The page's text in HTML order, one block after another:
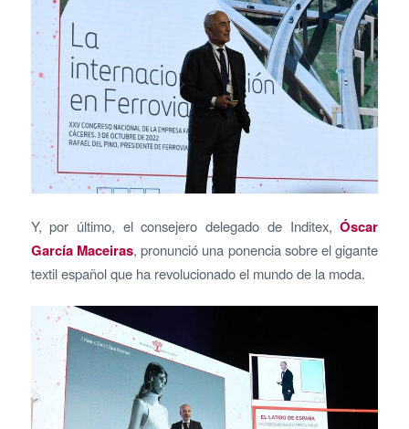
Y, por último, el consejero delegado de Inditex,Óscar
García Maceiras, pronunció una ponencia sobre el gigante
textil español que ha revolucionado el mundo de la moda.